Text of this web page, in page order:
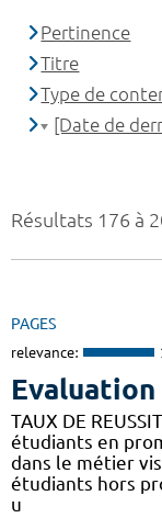
Résultats 176 à
PAGES
relevance:
TAUX DE
étudiants en
dans le métier
étudiants hors
u
Pertinence
Titre
Type de
[Date de